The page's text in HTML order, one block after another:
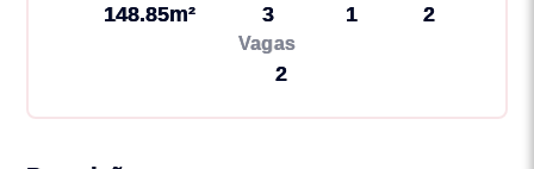
148.85m² 3 1 2
Vagas
2